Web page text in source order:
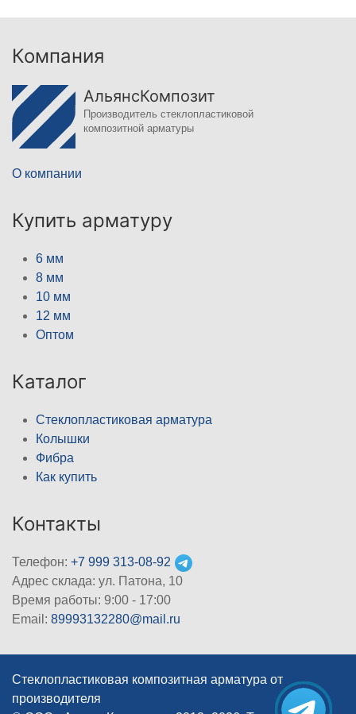
Компания
АльянсКомпозит
Производитель стеклопластиковой
композитной арматуры
О компании
Купить арматуру
6 мм
8 мм
10 мм
12 мм
Оптом
Каталог
Стеклопластиковая арматура
Колышки
Фибра
Как купить
Контакты
Телефон: +7 999 313-08-92
Адрес склада: ул. Патона, 10
Время работы: 9:00 - 17:00
Email: 89993132280@mail.ru
Стеклопластиковая композитная арматура от
производителя